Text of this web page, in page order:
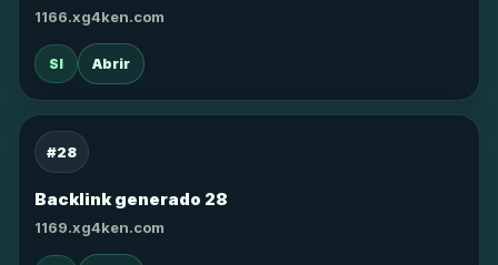
1166.xg4ken.com
SI Abrir
#28
Backlink generado 28
1169.xg4ken.com